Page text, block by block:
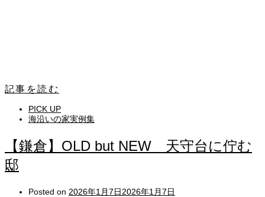
記事を読む
PICK UP
海沿いの家実例集
【鎌倉】OLD but NEW 天守台に佇む
邸
Posted on 2026年1月7日2026年1月7日